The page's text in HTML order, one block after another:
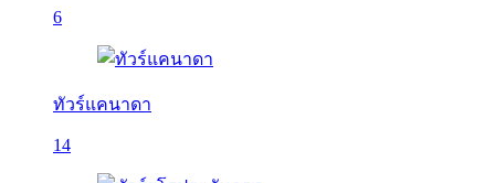
6
ทัวร์แคนาดา
14